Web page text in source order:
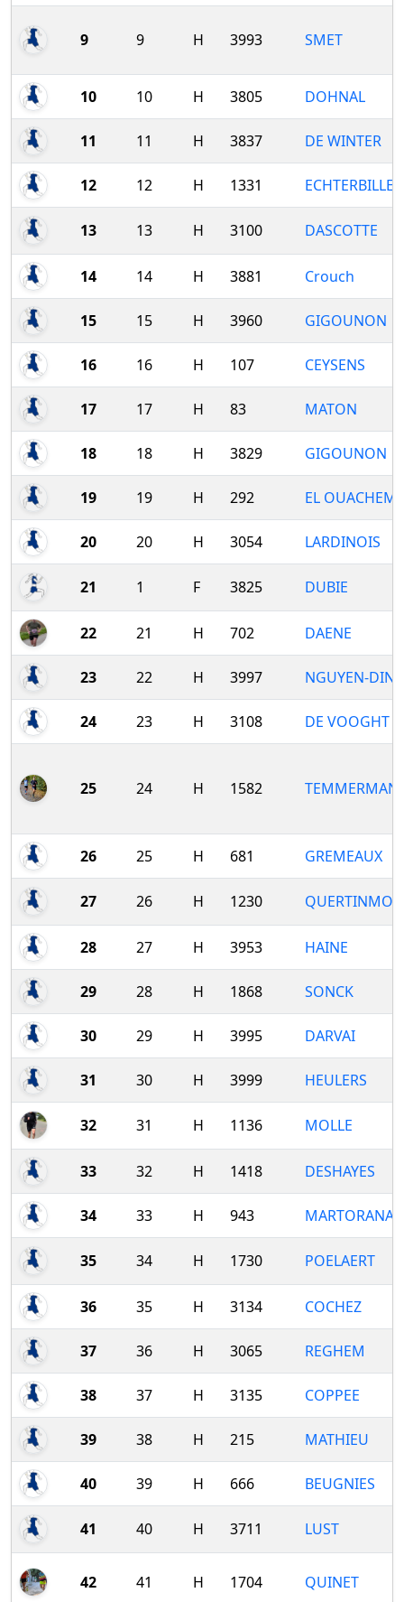
9 9 H 3993 SMET
10 10 H 3805 DOHNAL
11 11 H 3837 DE WINTER
12 12 H 1331 ECHTERBILLE
13 13 H 3100 DASCOTTE
14 14 H 3881 Crouch
15 15 H 3960 GIGOUNON
16 16 H 107 CEYSENS
17 17 H 83 MATON
18 18 H 3829 GIGOUNON
19 19 H 292 EL OUACHEM
20 20 H 3054 LARDINOIS
21 1 F 3825 DUBIE
22 21 H 702 DAENE
23 22 H 3997 NGUYEN-
24 23 H 3108 DE VOOGHT
25 24 H 1582 TEMMERMAN
26 25 H 681 GREMEAUX
27 26 H 1230
28 27 H 3953 HAINE
29 28 H 1868 SONCK
30 29 H 3995 DARVAI
31 30 H 3999 HEULERS
32 31 H 1136 MOLLE
33 32 H 1418 DESHAYES
34 33 H 943 MARTORANA
35 34 H 1730 POELAERT
36 35 H 3134 COCHEZ
37 36 H 3065 REGHEM
38 37 H 3135 COPPEE
39 38 H 215 MATHIEU
40 39 H 666 BEUGNIES
41 40 H 3711 LUST
42 41 H 1704 QUINET